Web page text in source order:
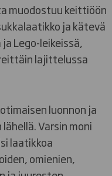
muodostuu keittiöön
ja kätevä
Lego-leikeissä,
lajittelussa
luonnon ja
Varsin moni
laatikkoa
omienien,